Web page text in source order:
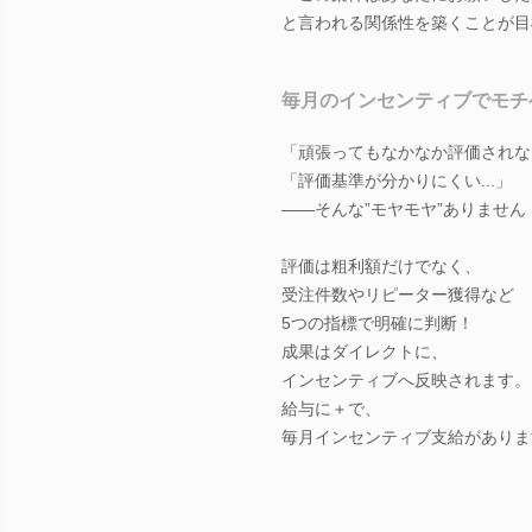
と言われる関係性を築くことが
毎月のインセンティブでモ
「頑張ってもなかなか評価されな
「評価基準が分かりにくい...」
――そんな”モヤモヤ”ありません
評価は粗利額だけでなく、
受注件数やリピーター獲得など
5つの指標で明確に判断！
成果はダイレクトに、
インセンティブへ反映されます。
給与に＋で、
毎月インセンティブ支給がありま